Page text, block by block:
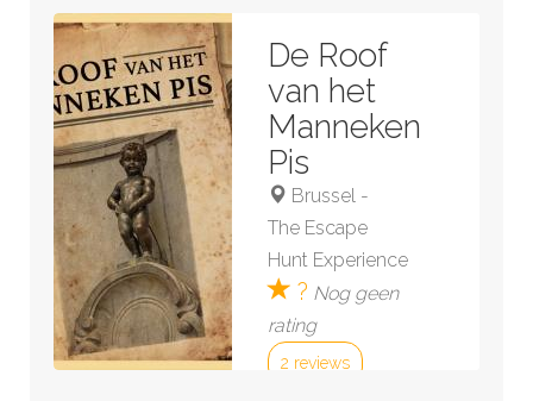
De Roof
van het
Manneken
Pis
Brussel -
The Escape
Hunt Experience
? Nog geen
rating
2 reviews